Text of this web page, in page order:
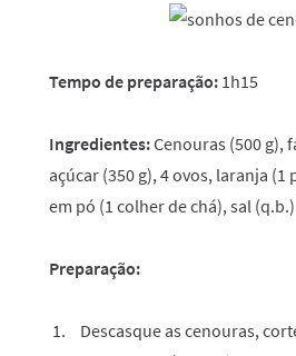
Tempo de preparação: 1h15
Ingredientes:Cenouras (500 g),
açúcar (350 g), 4 ovos, laranja
em pó (1 colher de chá), sal (q.b.)
Preparação:
Descasque as cenouras,